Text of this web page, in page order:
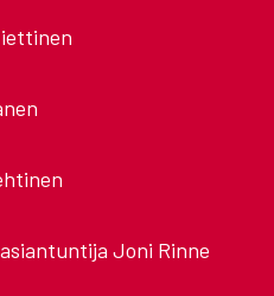
Joni Rinne